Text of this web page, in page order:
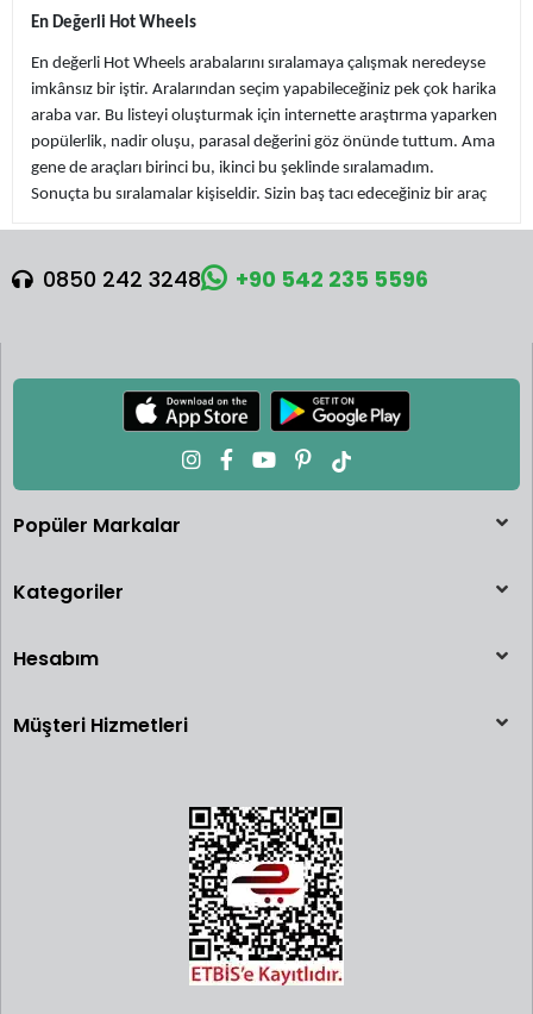
En Değerli Hot Wheels
En değerli Hot Wheels arabalarını sıralamaya çalışmak neredeyse
imkânsız bir iştir. Aralarından seçim yapabileceğiniz pek çok harika
araba var. Bu listeyi oluşturmak için internette araştırma yaparken
popülerlik, nadir oluşu, parasal değerini göz önünde tuttum. Ama
gene de araçları birinci bu, ikinci bu şeklinde sıralamadım.
Sonuçta bu sıralamalar kişiseldir. Sizin baş tacı edeceğiniz bir araç
var. Bunlarda ayrı bir listede yer alabilir.
Son derece nadir Pembe Arkadan Yüklemeli Volkswagen Plaj
Bombası, 1969
tahtaların bir üst bölmeye kaydığı versiyon yerine, sörf tahtalarının
araca arka camdan yüklendiği Volkswagen Plaj Bombası olarak
1969'da tasarlanmış prototiptir. Bu prototip araba, Hot Wheels
koleksiyonunda bulundu.
Yıllarca sadece bir Pembe Arkadan Yüklemeli Plaj Bombasının var
olduğuna ve bunun koleksiyoncu Bruce Pascal'a 72.000 dolara
satıldığına inanılıyordu. Bugünkü değerinin 200.000 dolar olduğu
0850 242 3248 +90 542 235 5596
Popüler Markalar
Kategoriler
Hesabım
Müşteri Hizmetleri